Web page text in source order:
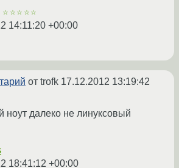
☆☆☆☆☆
14:11:20 +00:00
от trofk 17.12.2012 13:19:42
ноут далеко не линуксовый
18:41:12 +00:00